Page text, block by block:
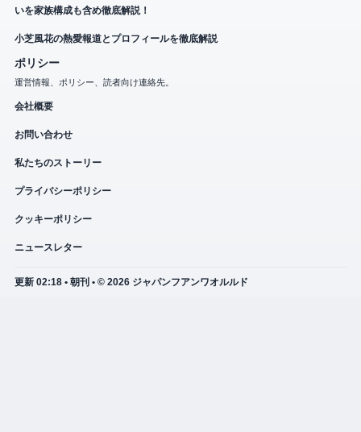
いを家族構成も含め徹底解説！
小芝風花の熱愛報道とプロフィールを徹底解説
ポリシー
運営情報、ポリシー、読者向け連絡先。
会社概要
お問い合わせ
私たちのストーリー
プライバシーポリシー
クッキーポリシー
ニュースレター
更新 02:18 • 朝刊 • © 2026 ジャパンフアンワオルルド